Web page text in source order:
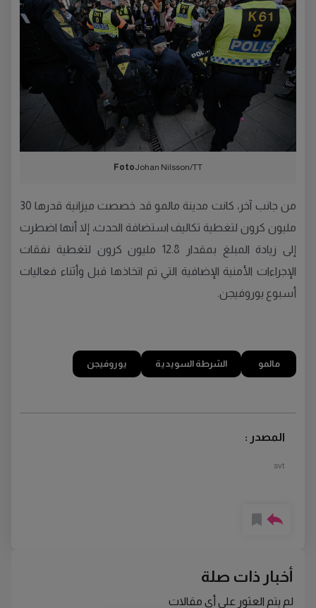
FotoJohan Nilsson/TT
من جانب آخر، كانت مدينة مالمو قد خصصت ميزانية قدرها 30
مليون كرون لتغطية تكاليف استضافة الحدث، إلا أنها اضطرت
إلى زيادة المبلغ بمقدار 12.8 مليون كرون لتغطية نفقات
الإجراءات الأمنية الإضافية التي تم اتخاذها قبل وأثناء فعاليات
أسبوع يوروفيجن.
مالمو الشرطة السويدية يوروفيجن
المصدر :
svt
أخبار ذات صلة
لم يتم العثور على أي مقالات